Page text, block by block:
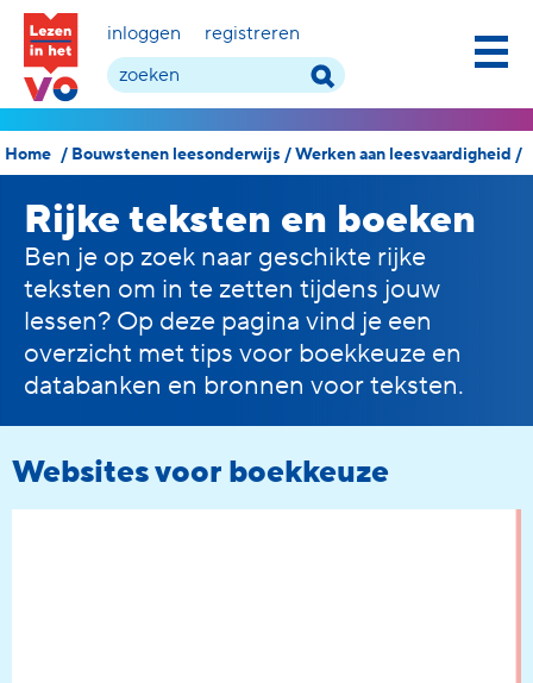
inloggen registreren
Home / Bouwstenen leesonderwijs /Werken aan leesvaardigheid /
Rijke teksten en boeken
Ben je op zoek naar geschikte rijke
teksten om in te zetten tijdens jouw
lessen? Op deze pagina vind je een
overzicht met tips voor boekkeuze en
databanken en bronnen voor teksten.
Websites voor boekkeuze